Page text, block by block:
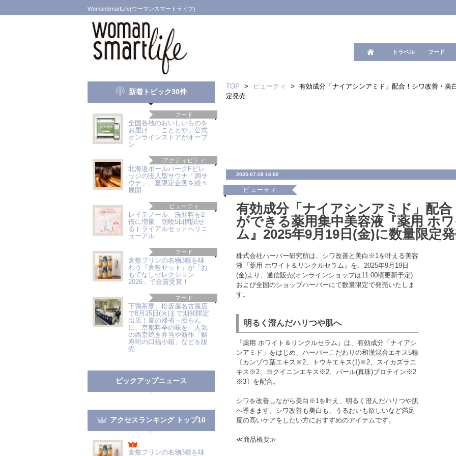
WomanSmartLife(ウーマンスマートライフ)
トラベル フード
新着トピック30件
フード
全国各地のおいしいものを
お届け 「こととや」公式
オンラインストアがオープ
ン
アクティビティ
北海道ボールパークFビレ
ッジの没入型サウナ「洞サ
ウナ」、夏限定企画を続々
展開
ビューティ
レイテノール、洗顔料を2
倍に増量 朝晩5日間試せ
るトライアルセットへリニ
ューアル
フード
倉敷プリンの名物3種を味
わう『倉敷セット』が「お
もてなしセレクション
2026」で金賞受賞！
フード
下鴨茶寮、松坂屋名古屋店
で8月25日(火)まで期間限定
出店！夏の帰省・団らん
に、京都料亭の味を 人気
の西京焼き弁当や新作「鯖
寿司の口福小箱」などを販
売
ピックアップニュース
アクセスランキング トップ10
倉敷プリンの名物3種を味
TOP > ビューティ >
有効成分「ナイアシンアミド」配合！シワ改善・
定発売
2025-07-18 16:00
ビューティ
有効成分「ナイアシンアミド」配
ができる薬用集中美容液『薬用 ホ
ム』2025年9月19日(金)に数量限定
株式会社ハーバー研究所は、シワ改善と美白※1を叶える美容
液『薬用 ホワイト＆リンクルセラム』を、2025年9月19日
(金)より、通信販売(オンラインショップは11:00頃更新予定)
および全国のショップハーバーにて数量限定で発売いたしま
す。
明るく澄んだハリつや肌へ
『薬用 ホワイト＆リンクルセラム』は、有効成分「ナイアシ
ンアミド」をはじめ、ハーバーこだわりの和漢混合エキス5種
〔カンゾウ葉エキス※2、トウキエキス(1)※2、スイカズラエ
キス※2、ヨクイニンエキス※2、パール(真珠)プロテイン※2
※3〕を配合。
シワを改善しながら美白※1を叶え、明るく澄んだハリつや肌
へ導きます。シワ改善も美白も、うるおいも欲しいなど満足
度の高いケアをしたい方におすすめのアイテムです。
≪商品概要≫